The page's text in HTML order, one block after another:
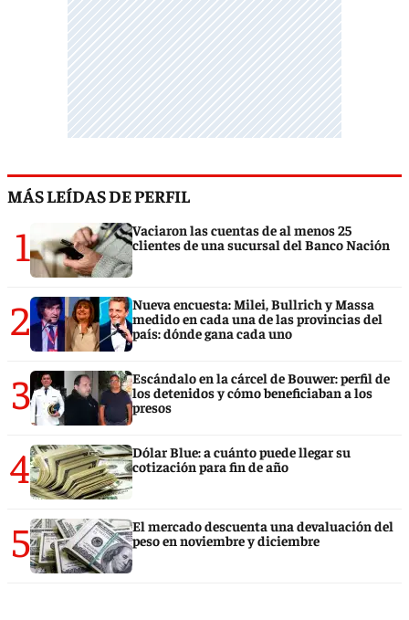
MÁS LEÍDAS DE PERFIL
1
Vaciaron las cuentas de al menos 25
clientes de una sucursal del Banco Nación
2
Nueva encuesta: Milei, Bullrich y Massa
medido en cada una de las provincias del
país: dónde gana cada uno
3
Escándalo en la cárcel de Bouwer: perfil de
los detenidos y cómo beneficiaban a los
presos
4
Dólar Blue: a cuánto puede llegar su
cotización para fin de año
5
El mercado descuenta una devaluación del
peso en noviembre y diciembre